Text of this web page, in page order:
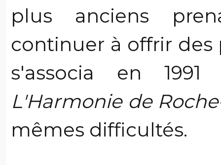
plus anciens
continuer à offrir des
s'associa en
L'Harmonie de
mêmes difficultés.